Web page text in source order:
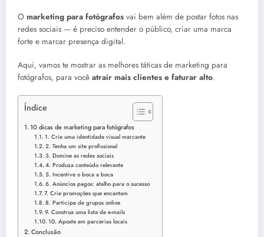
O marketing para fotógrafos vai bem além de postar fotos nas
redes sociais — é preciso entender o público, criar uma marca
forte e marcar presença digital.
Aqui, vamos te mostrar as melhores táticas de marketing para
fotógrafos, para você atrair mais clientes e faturar alto.
Índice
10 dicas de marketing para fotógrafos
1. Crie uma identidade visual marcante
2. Tenha um site profissional
3. Domine as redes sociais
4. Produza conteúdo relevante
5. Incentive o boca a boca
6. Anúncios pagos: atalho para o sucesso
7. Crie promoções que encantam
8. Participe de grupos online
9. Construa uma lista de e-mails
10. Aposte em parcerias locais
Conclusão